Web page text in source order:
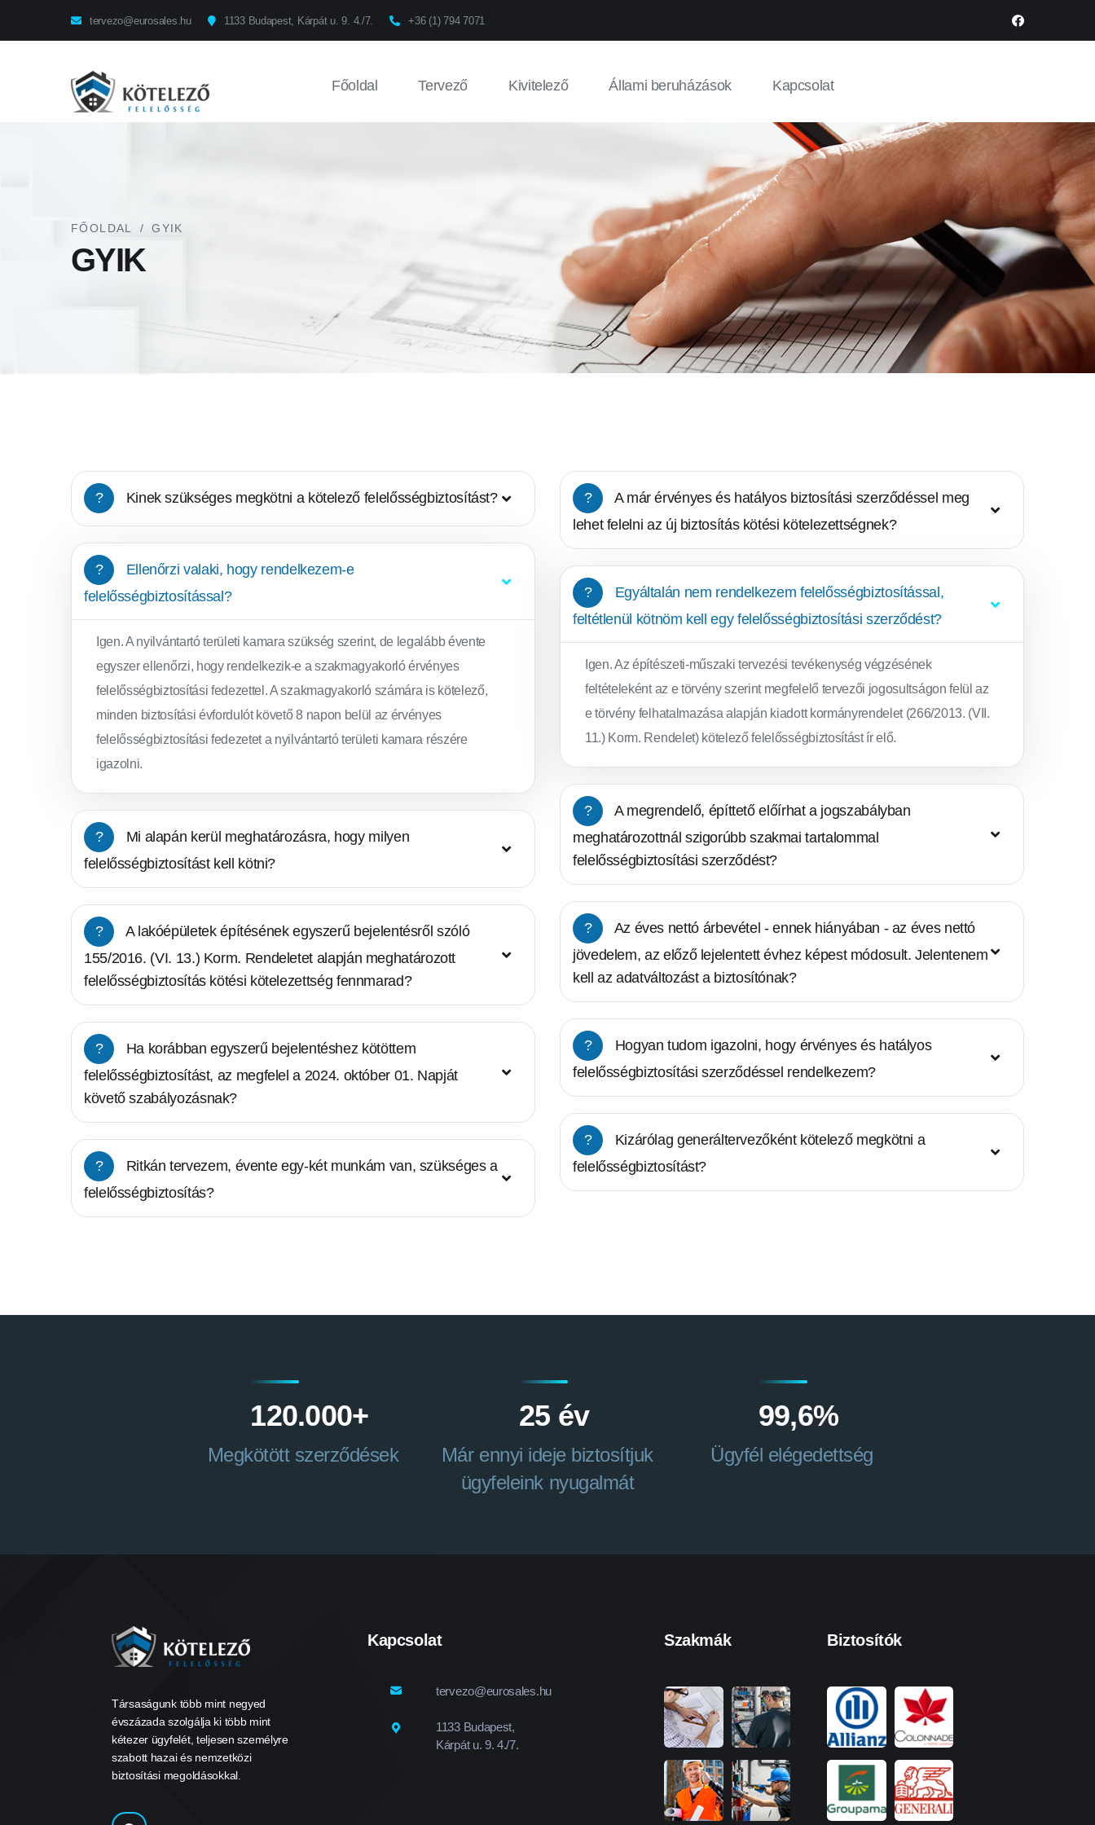
tervezo@eurosales.hu 1133 Budapest, Kárpát u. 9. 4./7. +36 (1) 794 7071
Főoldal Tervező Kivitelező Állami beruházások Kapcsolat
FŐOLDAL / GYIK
GYIK
? Kinek szükséges megkötni a kötelező felelősségbiztosítást?
?
Ellenőrzi valaki, hogy rendelkezem-e
felelősségbiztosítással?
Igen. A nyilvántartó területi kamara szükség szerint, de legalább évente
egyszer ellenőrzi, hogy rendelkezik-e a szakmagyakorló érvényes
felelősségbiztosítási fedezettel. A szakmagyakorló számára is kötelező,
minden biztosítási évfordulót követő 8 napon belül az érvényes
felelősségbiztosítási fedezetet a nyilvántartó területi kamara részére
igazolni.
?
Mi alapán kerül meghatározásra, hogy milyen
felelősségbiztosítást kell kötni?
?
A lakóépületek építésének egyszerű bejelentésről szóló
155/2016. (VI. 13.) Korm. Rendeletet alapján meghatározott
felelősségbiztosítás kötési kötelezettség fennmarad?
?
Ha korábban egyszerű bejelentéshez kötöttem
felelősségbiztosítást, az megfelel a 2024. október 01. Napját
követő szabályozásnak?
?
Ritkán tervezem, évente egy-két munkám van, szükséges a
felelősségbiztosítás?
?
A már érvényes és hatályos biztosítási szerződéssel meg
lehet felelni az új biztosítás kötési kötelezettségnek?
?
Egyáltalán nem rendelkezem felelősségbiztosítással,
feltétlenül kötnöm kell egy felelősségbiztosítási szerződést?
Igen. Az építészeti-műszaki tervezési tevékenység végzésének
feltételeként az e törvény szerint megfelelő tervezői jogosultságon felül az
e törvény felhatalmazása alapján kiadott kormányrendelet (266/2013. (VII.
11.) Korm. Rendelet) kötelező felelősségbiztosítást ír elő.
?
A megrendelő, építtető előírhat a jogszabályban
meghatározottnál szigorúbb szakmai tartalommal
felelősségbiztosítási szerződést?
?
Az éves nettó árbevétel - ennek hiányában - az éves nettó
jövedelem, az előző lejelentett évhez képest módosult. Jelentenem
kell az adatváltozást a biztosítónak?
?
Hogyan tudom igazolni, hogy érvényes és hatályos
felelősségbiztosítási szerződéssel rendelkezem?
?
Kizárólag generáltervezőként kötelező megkötni a
felelősségbiztosítást?
120.000+
Megkötött szerződések
25 év
Már ennyi ideje biztosítjuk
ügyfeleink nyugalmát
99,6%
Ügyfél elégedettség
Társaságunk több mint negyed
évszázada szolgálja ki több mint
kétezer ügyfelét, teljesen személyre
szabott hazai és nemzetközi
biztosítási megoldásokkal.
Kapcsolat
tervezo@eurosales.hu
1133 Budapest,
Kárpát u. 9. 4./7.
Szakmák Biztosítók